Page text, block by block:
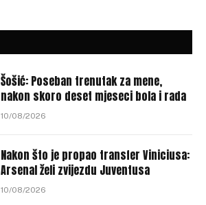
Šošić: Poseban trenutak za mene,
nakon skoro deset mjeseci bola i rada
10/08/2026
Nakon što je propao transfer Viniciusa:
Arsenal želi zvijezdu Juventusa
10/08/2026